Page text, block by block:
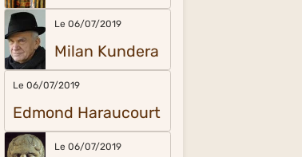
Le 06/07/2019
Milan Kundera
Le 06/07/2019
Edmond Haraucourt
Le 06/07/2019